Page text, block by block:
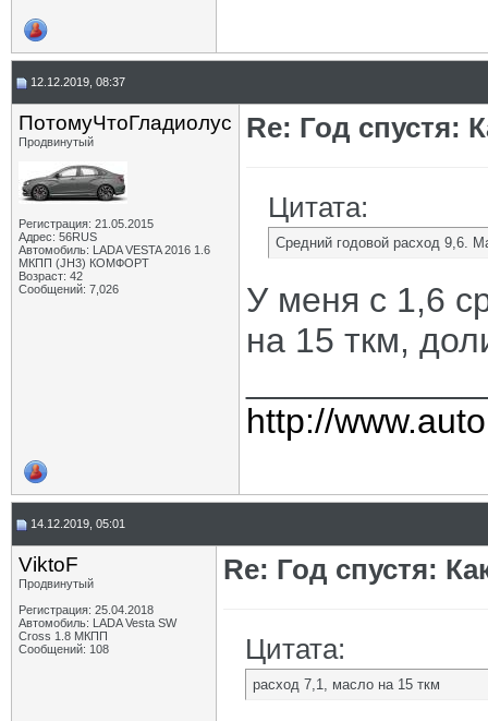
12.12.2019, 08:37
ПотомуЧтоГладиолус
Продвинутый
Регистрация: 21.05.2015
Адрес: 56RUS
Автомобиль: LADA VESTA 2016 1.6
МКПП (JH3) КОМФОРТ
Возраст: 42
Сообщений: 7,026
Re: Год спустя:
Цитата:
Средний годовой расход 9,6.
У меня с 1,6
на 15 ткм,
http://
14.12.2019, 05:01
ViktoF
Продвинутый
Регистрация: 25.04.2018
Автомобиль: LADA Vesta SW
Cross 1.8 МКПП
Сообщений: 108
Re: Год спустя:
Цитата:
расход 7,1, масло на 15 ткм